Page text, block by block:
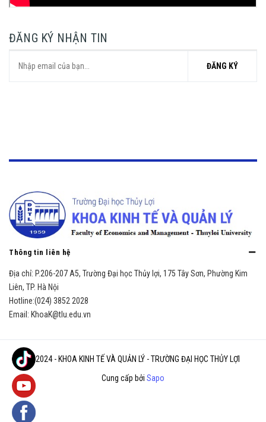
ĐĂNG KÝ NHẬN TIN
ĐĂNG KÝ
Thông tin liên hệ
Địa chỉ: P.206-207 A5, Trường Đại học Thủy lợi, 175 Tây Sơn, Phường Kim
Liên, TP. Hà Nội
Hotline:(024) 3852 2028
Email: KhoaK@tlu.edu.vn
© 2024 - KHOA KINH TẾ VÀ QUẢN LÝ - TRƯỜNG ĐẠI HỌC THỦY LỢI
Cung cấp bởi Sapo